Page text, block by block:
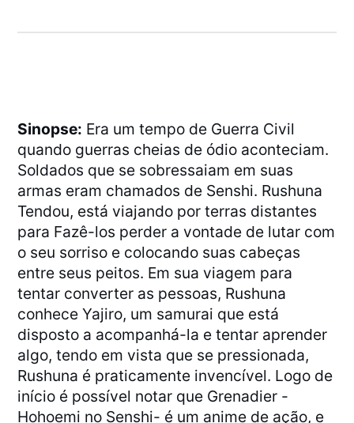
Sinopse: Era um tempo de Guerra Civil
quando guerras cheias de ódio aconteciam.
Soldados que se sobressaiam em suas
armas eram chamados de Senshi. Rushuna
Tendou, está viajando por terras distantes
para Fazê-los perder a vontade de lutar com
o seu sorriso e colocando suas cabeças
entre seus peitos. Em sua viagem para
tentar converter as pessoas, Rushuna
conhece Yajiro, um samurai que está
disposto a acompanhá-la e tentar aprender
algo, tendo em vista que se pressionada,
Rushuna é praticamente invencível. Logo de
início é possível notar que Grenadier -
Hohoemi no Senshi- é um anime de ação, e